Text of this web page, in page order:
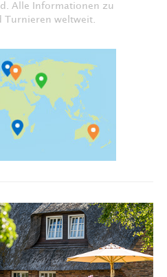
Alle Informationen zu
Turnieren weltweit.